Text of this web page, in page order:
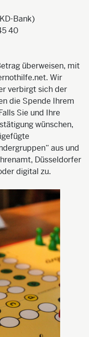
Bank)
40
überweisen, mit
Wir
verbirgt sich der
die Spende Ihrem
Sie und Ihre
wünschen,
aus und
Düsseldorfer
digital zu.